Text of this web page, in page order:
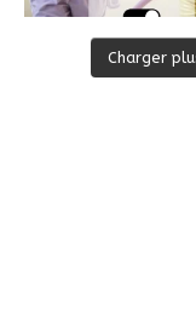
Charger